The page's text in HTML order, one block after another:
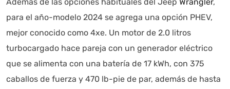
para el año-modelo 2024 se agrega una opción PHEV,
mejor conocido como 4xe. Un motor de 2.0 litros
turbocargado hace pareja con un generador eléctrico
que se alimenta con una batería de 17 kWh, con 375
caballos de fuerza y 470 lb-pie de par, además de hasta